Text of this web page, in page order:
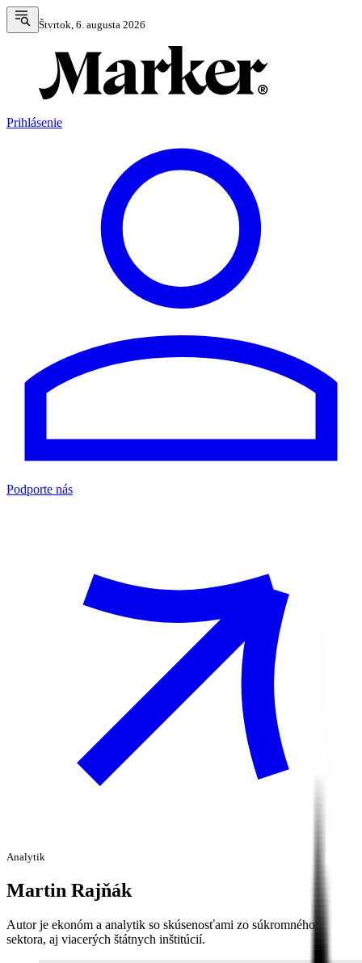
Štvrtok, 6. augusta 2026
Prihlásenie
Podporte nás
Analytik
Martin Rajňák
Autor je ekonóm a analytik so skúsenosťami zo súkromného
sektora, aj viacerých štátnych inštitúcií.